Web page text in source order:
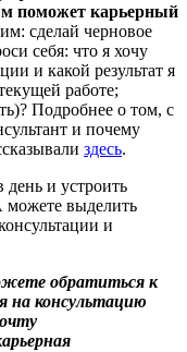
поможет карьерный
сделай черновое
себя: что я хочу
и какой результат я
работе;
Подробнее о том, с
и почему
здесь.
день и устроить
можете выделить
и
обратиться к
на консультацию